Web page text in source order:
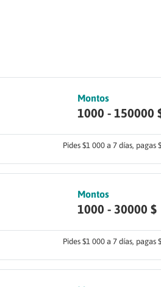
Montos
1000 - 150000
Pides $1 000 a 7 días,
Montos
1000 - 30000 $
Pides $1 000 a 7 días,